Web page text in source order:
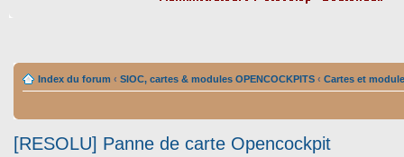
Index du forum ‹ SIOC, cartes & modules OPENCOCKPITS ‹ Cartes et
[RESOLU] Panne de carte Opencockpit